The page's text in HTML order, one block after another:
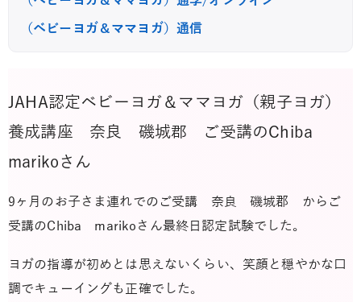
（ベビーヨガ＆ママヨガ）通信
JAHA認定ベビーヨガ＆ママヨガ（親子ヨガ）
養成講座 奈良 磯城郡 ご受講のChiba
marikoさん
9ヶ月のお子さま連れでのご受講 奈良 磯城郡 からご
受講のChiba marikoさん最終日認定試験でした。
ヨガの指導が初めとは思えないくらい、笑顔と穏やかな口
調でキューイングも正確でした。